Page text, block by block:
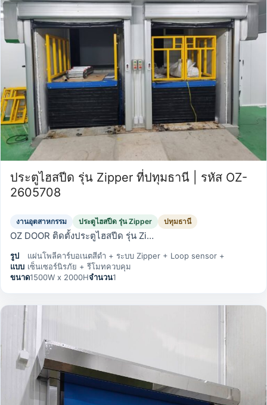
ประตูไฮสปีด รุ่น Zipper ที่ปทุมธานี | รหัส OZ-
2605708
งานอุตสาหกรรม ประตูไฮสปีด รุ่น Zipper ปทุมธานี
OZ DOOR ติดตั้งประตูไฮสปีด รุ่น Zi…
รูป
แบบ
แผ่นโพลีคาร์บอเนตสีดำ + ระบบ Zipper + Loop sensor +
เซ็นเซอร์นิรภัย + รีโมทควบคุม
ขนาด1500W x 2000Hจำนวน1